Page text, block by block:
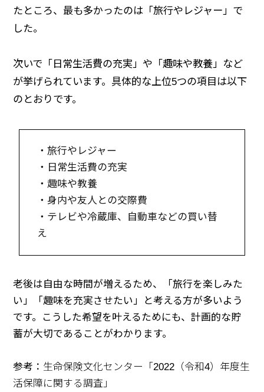
たところ、最も多かったのは「旅行やレジャー」で
した。
次いで「日常生活費の充実」や「趣味や教養」など
が挙げられています。具体的な上位5つの項目は以下
のとおりです。
・旅行やレジャー
・日常生活費の充実
・趣味や教養
・身内や友人との交際費
・テレビや冷蔵庫、自動車などの買い替
え
老後は自由な時間が増えるため、「旅行を楽しみた
い」「趣味を充実させたい」と考える方が多いよう
です。こうした希望を叶えるためにも、計画的な貯
蓄が大切であることがわかります。
参考： 生命保険文化センター「2022（令和4）年度生
活保障に関する調査」